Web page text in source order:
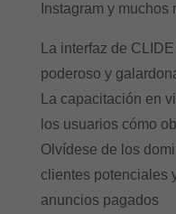
Instagram y
La interfaz de
poderoso y
La capacitación en
los usuarios cómo
Olvídese de los
clientes potenciales
anuncios pagados